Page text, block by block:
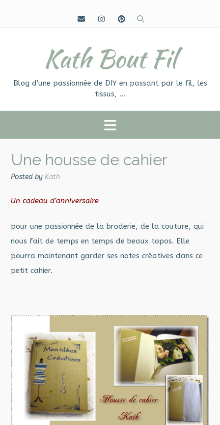
content
Kath Bout Fil
Blog d'une passionnée de DIY en passant par le fil, les
tissus, …
Une housse de cahier
Posted by Kath
Un cadeau d’anniversaire
pour une passionnée de la broderie, de la couture, qui
nous fait de temps en temps de beaux topos. Elle
pourra maintenant garder ses notes créatives dans ce
petit cahier.